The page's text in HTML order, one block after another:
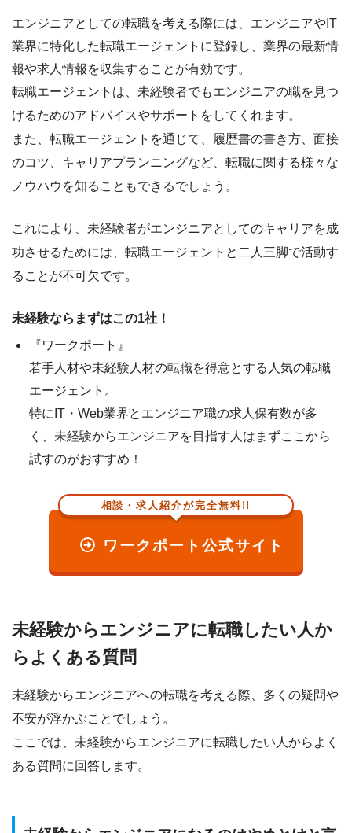
エンジニアとしての転職を考える際には、 エンジニアやIT
業界に特化した転職エージェントに登録し、業界の最新情
報や求人情報を収集することが有効です。
転職エージェントは、 未経験者でもエンジニアの職を見つ
けるためのアドバイスやサポート をしてくれます。
また、転職エージェントを通じて、履歴書の書き方、面接
のコツ、キャリアプランニングなど、転職に関する様々な
ノウハウを知ることもできるでしょう。
これにより、未経験者がエンジニアとしてのキャリアを成
功させるためには、 転職エージェントと二人三脚で活動す
ることが不可欠です。
未経験ならまずはこの1社！
『ワークポート』
若手人材や未経験人材の転職を得意とする人気の転職
エージェント。
特にIT・Web業界とエンジニア職の求人保有数が多
く、未経験からエンジニアを目指す人はまずここから
試すのがおすすめ！
相談・求人紹介が完全無料!!
ワークポート公式サイト
未経験からエンジニアに転職したい人か
らよくある質問
未経験からエンジニアへの転職を考える際、多くの疑問や
不安が浮かぶことでしょう。
ここでは、 未経験からエンジニアに転職したい人からよく
ある質問に回答します。